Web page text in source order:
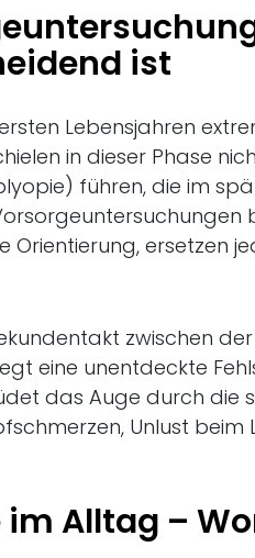
ist
Lebensjahren
in dieser Phase
führen, die im
ersetzen
zwischen
eine unentdeckte
das Auge durch die
Unlust beim
Alltag –